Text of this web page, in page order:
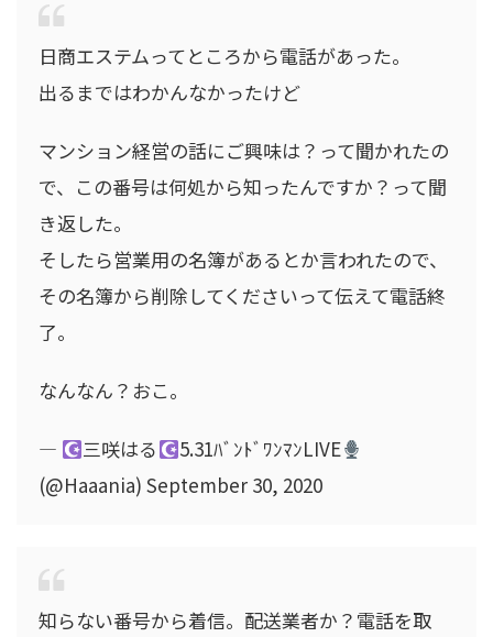
日商エステムってところから電話があった。
出るまではわかんなかったけど
マンション経営の話にご興味は？って聞かれたの
で、この番号は何処から知ったんですか？って聞
き返した。
そしたら営業用の名簿があるとか言われたので、
その名簿から削除してくださいって伝えて電話終
了。
なんなん？おこ。
— 三咲はる
5.31ﾊﾞﾝﾄﾞﾜﾝﾏﾝLIVE
(@Haaania) September 30, 2020
知らない番号から着信。配送業者か？電話を取